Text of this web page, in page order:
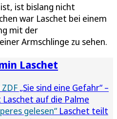
ist bislang nicht
war Laschet bei einem
mit der
Armschlinge zu sehen.
Laschet
„Sie sind eine Gefahr“ –
auf die Palme
gelesen“ Laschet teilt